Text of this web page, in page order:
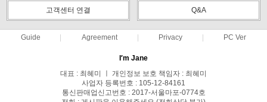
고객센터 연결 Q&A
Guide Agreement Privacy PC Ver
I′m Jane
대표 : 최혜미 ㅣ 개인정보 보호 책임자 : 최혜미
사업자 등록번호 : 105-12-84161
통신판매업신고번호 : 2017-서울마포-0774호